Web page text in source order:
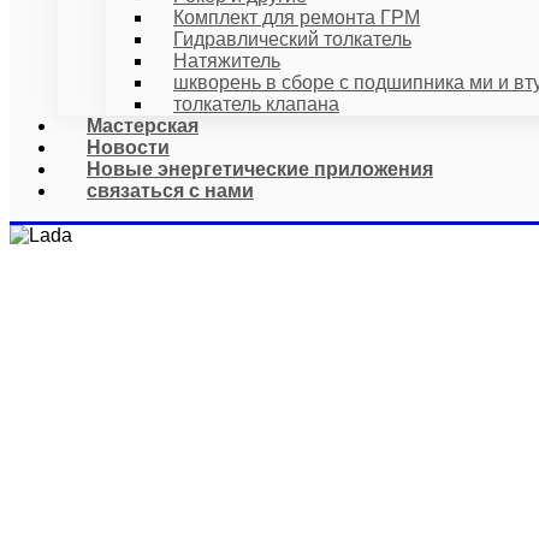
Комплект для ремонта ГРМ
Гидравлический толкатель
Натяжитель
шкворень в сборе с подшипника ми и
толкатель клапана
Мастерская
Новости
Новые энергетические приложения
связаться с нами